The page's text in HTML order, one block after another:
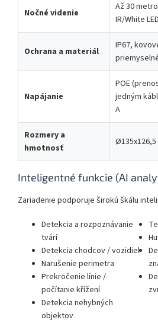
Nočné videnie
Až 30
IR/White
Ochrana a materiál
IP67,
Napájanie
POE
jedným
A
Rozmery a
hmotnosť
Inteligentné funkcie (AI
Zariadenie podporuje širokú škálu
Detekcia a rozpoznávanie
tvárí
Detekcia chodcov / vozidiel
Narušenie perimetra
Prekročenie línie /
počítanie křížení
Detekcia nehybných
objektov